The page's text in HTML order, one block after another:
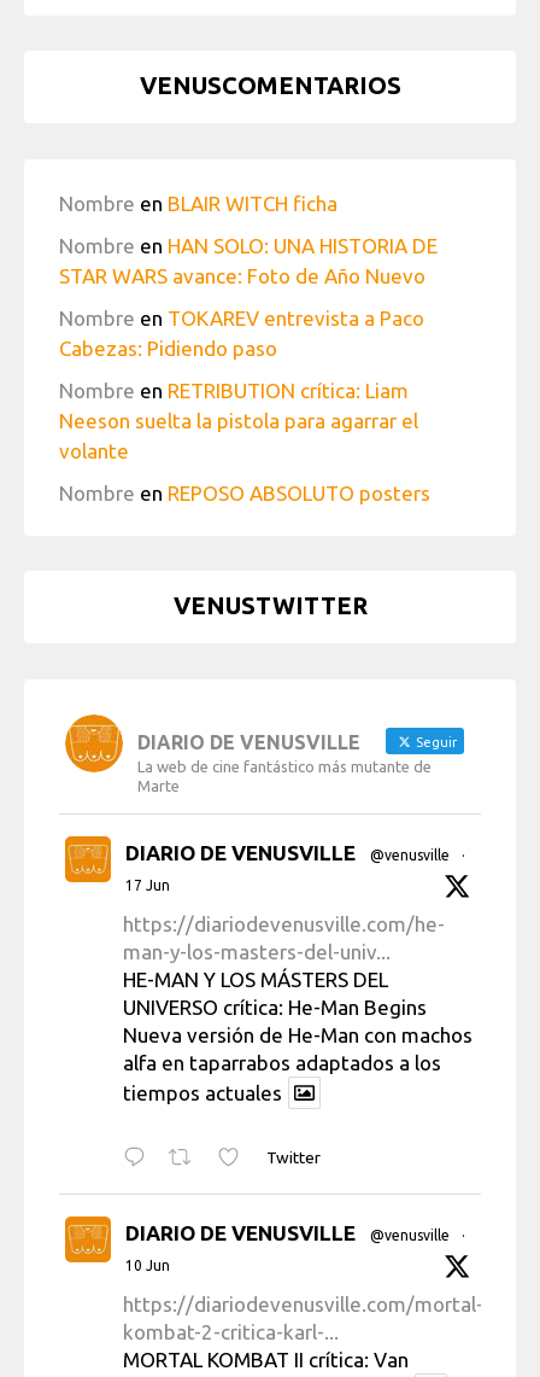
VENUSCOMENTARIOS
Nombre en BLAIR WITCH ficha
Nombre en HAN SOLO: UNA HISTORIA DE
STAR WARS avance: Foto de Año Nuevo
Nombre en TOKAREV entrevista a Paco
Cabezas: Pidiendo paso
Nombre en RETRIBUTION crítica: Liam
Neeson suelta la pistola para agarrar el
volante
Nombre en REPOSO ABSOLUTO posters
VENUSTWITTER
DIARIO DE VENUSVILLE Seguir
La web de cine fantástico más mutante de
Marte
DIARIO DE VENUSVILLE @venusville
·
17 Jun
https://diariodevenusville.com/he-
man-y-los-masters-del-univ...
HE-MAN Y LOS MÁSTERS DEL
UNIVERSO crítica: He-Man Begins
Nueva versión de He-Man con machos
alfa en taparrabos adaptados a los
tiempos actuales
Twitter
DIARIO DE VENUSVILLE @venusville
·
10 Jun
https://diariodevenusville.com/mortal-
kombat-2-critica-karl-...
MORTAL KOMBAT II crítica: Van